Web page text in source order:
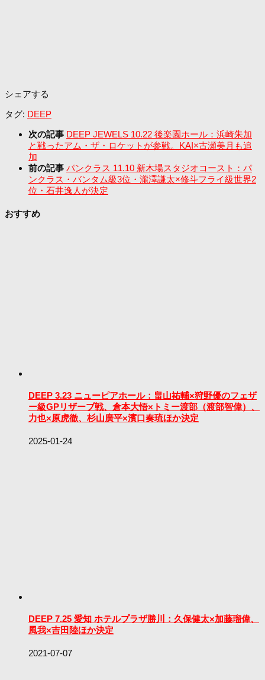
シェアする
タグ: DEEP
次の記事 DEEP JEWELS 10.22 後楽園ホール：浜崎朱加
と戦ったアム・ザ・ロケットが参戦。KAI×古瀬美月も追
加
前の記事 パンクラス 11.10 新木場スタジオコースト：パ
ンクラス・バンタム級3位・瀧澤謙太×修斗フライ級世界2
位・石井逸人が決定
おすすめ
DEEP 3.23 ニューピアホール：畠山祐輔×狩野優のフェザ
ー級GPリザーブ戦、倉本大悟×トミー渡部（渡部智偉）、
力也×原虎徹、杉山廣平×濱口奏琉ほか決定
2025-01-24
DEEP 7.25 愛知 ホテルプラザ勝川：久保健太×加藤瑠偉、
風我×吉田陸ほか決定
2021-07-07